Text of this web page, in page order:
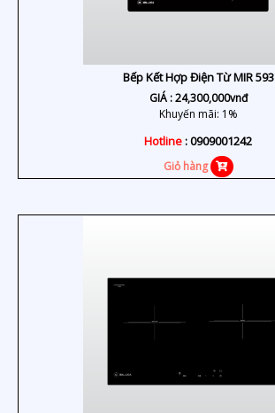
Bếp Kết Hợp Điện Từ MIR 593
GIÁ :24,300,000vnđ
Khuyến mãi: 1%
Hotline: 0909001242
Giỏ hàng